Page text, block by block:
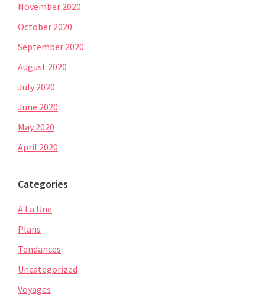
November 2020
October 2020
September 2020
August 2020
July 2020
June 2020
May 2020
April 2020
Categories
A La Une
Plans
Tendances
Uncategorized
Voyages